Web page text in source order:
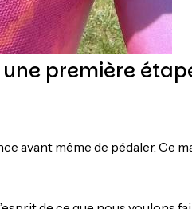
première
avant même de pédaler. Ce